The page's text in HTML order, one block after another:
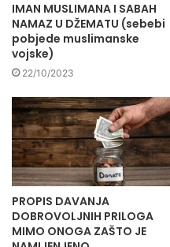
IMAN MUSLIMANA I SABAH
NAMAZ U DŽEMATU (sebebi
pobjede muslimanske
vojske)
22/10/2023
PROPIS DAVANJA
DOBROVOLJNIH PRILOGA
MIMO ONOGA ZAŠTO JE